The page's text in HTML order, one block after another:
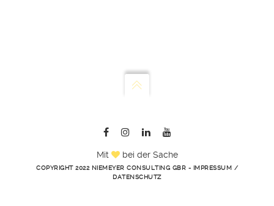
Mit bei der Sache
COPYRIGHT 2022 NIEMEYER CONSULTING GBR - IMPRESSUM /
DATENSCHUTZ